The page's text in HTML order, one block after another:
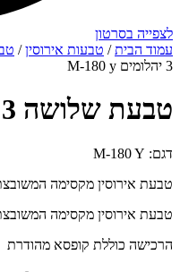
לצפייה בסרטון
עמוד הבית/ טבעות אירוסין/
3 יהלומים M-180 y
טבעת שלושה 3 יהלומים M-180 y
דגם: M-180 Y
טבעת אירוסין מקסימה
טבעת אירוסין מקסימה
הרכישה כוללת קופסא מהודרת